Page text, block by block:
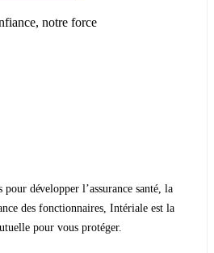
notre force
pour développer l’assurance santé, la
des fonctionnaires, Intériale est la
pour vous protéger.